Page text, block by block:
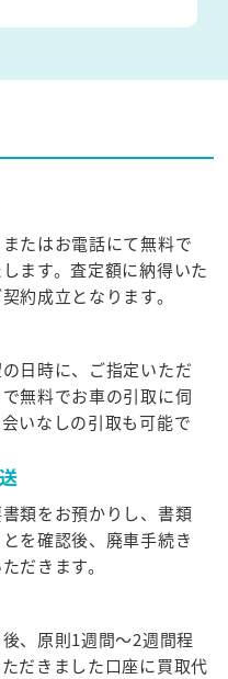
たはお電話にて無料で
ます。査定額に納得いた
約成立となります。
日時に、ご指定いただ
無料でお車の引取に伺
いなしの引取も可能で
類をお預かりし、書類
を確認後、廃車手続き
だきます。
、原則1週間～2週間程
だきました口座に買取代